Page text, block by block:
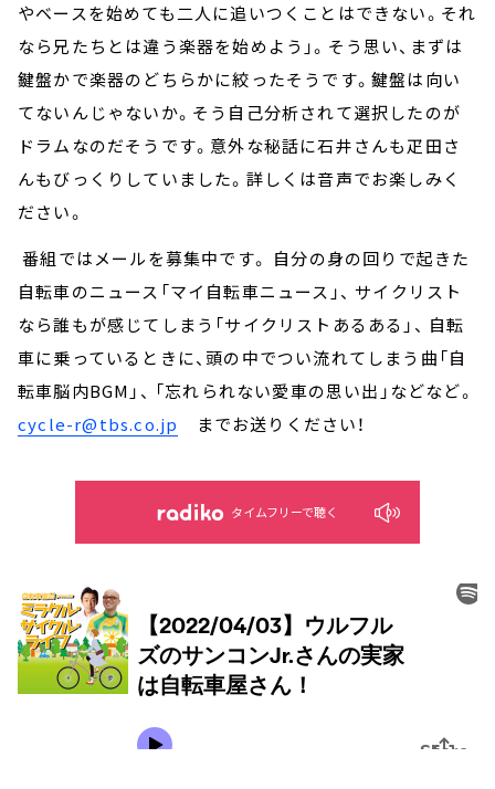
やベースを始めても二人に追いつくことはできない。それ
なら兄たちとは違う楽器を始めよう」。そう思い、まずは
鍵盤かで楽器のどちらかに絞ったそうです。鍵盤は向い
てないんじゃないか。そう自己分析されて選択したのが
ドラムなのだそうです。意外な秘話に石井さんも疋田さ
んもびっくりしていました。詳しくは音声でお楽しみく
ださい。
番組ではメールを募集中です。 自分の身の回りで起きた
自転車のニュース「マイ自転車ニュース」、 サイクリスト
なら誰もが感じてしまう「サイクリストあるある」、 自転
車に乗っているときに、頭の中でつい流れてしまう曲「自
転車脳内BGM」、 「忘れられない愛車の思い出」などなど。
cycle-r@tbs.co.jp
までお送りください！
タイムフリーで聴く